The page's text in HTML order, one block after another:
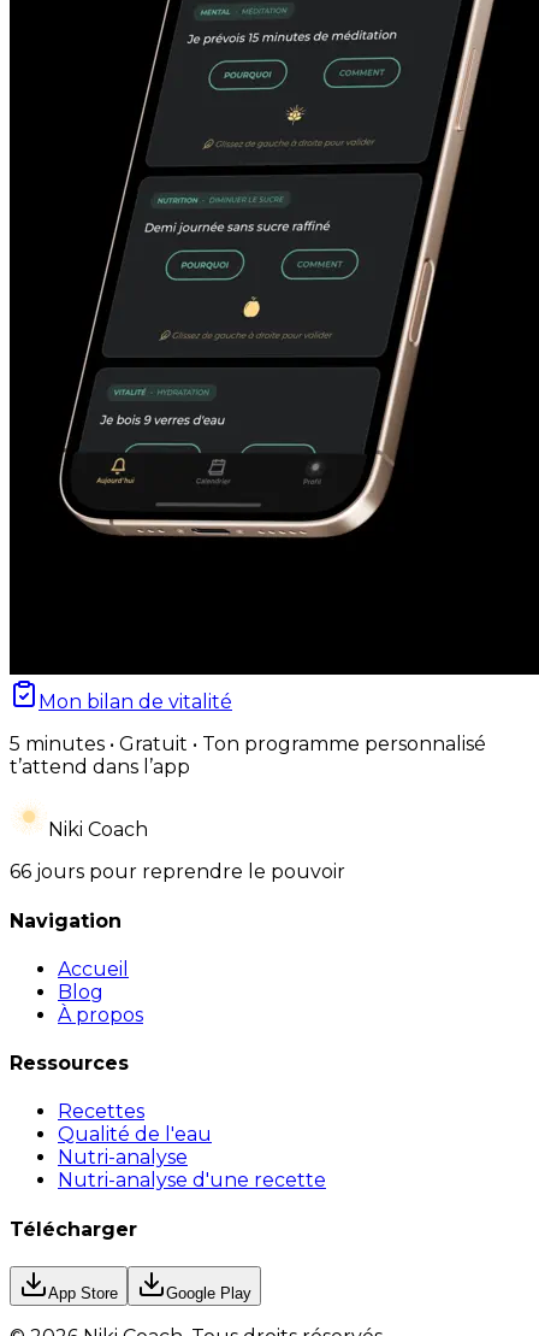
Mon bilan de vitalité
5 minutes • Gratuit • Ton programme personnalisé
t’attend dans l’app
Niki Coach
66 jours pour reprendre le pouvoir
Navigation
Accueil
Blog
À propos
Ressources
Recettes
Qualité de l'eau
Nutri-analyse
Nutri-analyse d'une recette
Télécharger
App Store Google Play